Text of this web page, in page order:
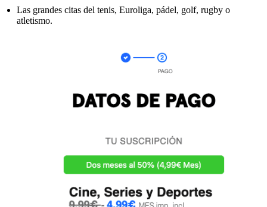
Las grandes citas del tenis, Euroliga, pádel, golf, rugby o
atletismo.